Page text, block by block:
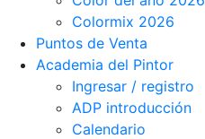
Colormix 2026
Puntos de Venta
Academia del Pintor
Ingresar / registro
ADP introducción
Calendario